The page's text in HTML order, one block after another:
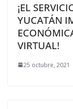
¡EL
YUCATÁN
VIRTUAL!
25 octubre, 2021